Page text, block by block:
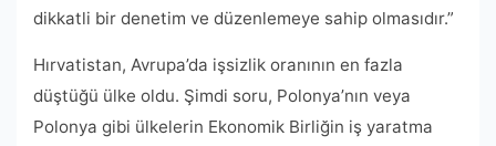
dikkatli bir denetim ve düzenlemeye sahip olmasıdır.”
Hırvatistan, Avrupa’da işsizlik oranının en fazla
düştüğü ülke oldu. Şimdi soru, Polonya’nın veya
Polonya gibi ülkelerin Ekonomik Birliğin iş yaratma